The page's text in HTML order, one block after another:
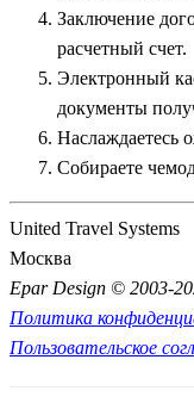
Заключение
расчетный счет.
Электронный
документы
Наслаждаетесь
Собираете
United Travel Systems
Москва
Epar Design © 2003-
Политика
Пользовательское